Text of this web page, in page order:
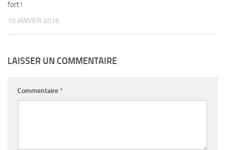
fort !
10 JANVIER 2016
LAISSER UN COMMENTAIRE
Commentaire*